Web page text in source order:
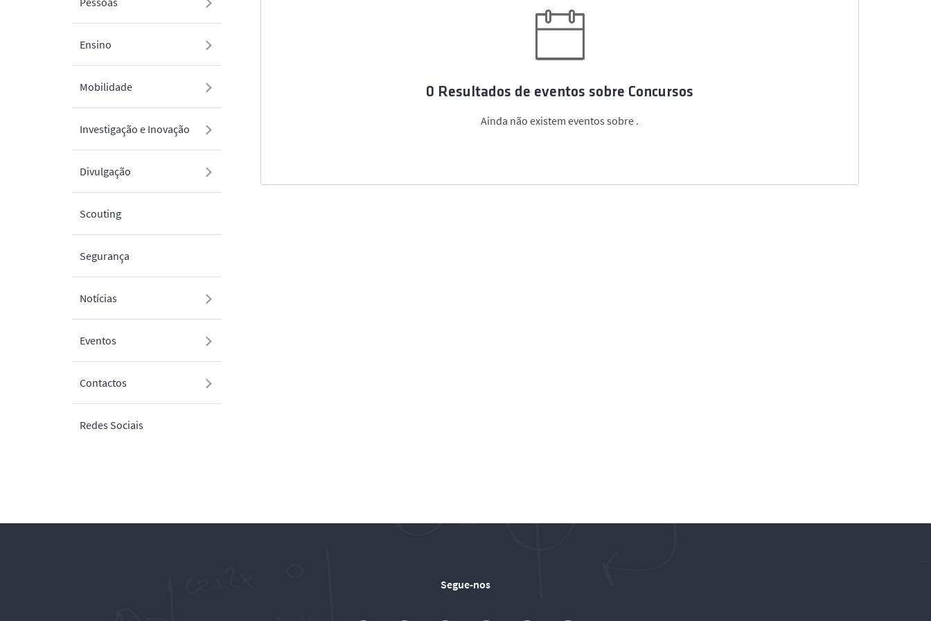
Ensino
Mobilidade
Investigação e Inovação
Divulgação
Scouting
Segurança
Notícias
Eventos
Contactos
Redes Sociais
0 Resultados de eventos sobre Concursos
Ainda não existem eventos sobre .
Segue-nos